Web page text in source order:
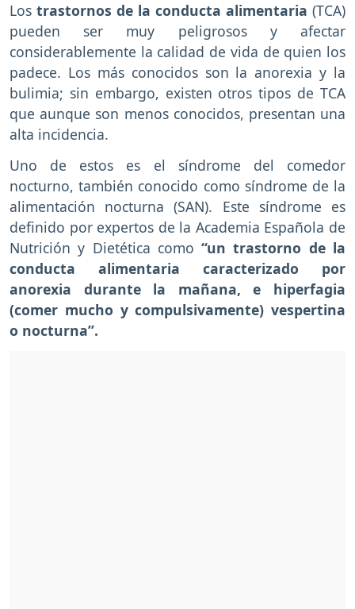
Los trastornos de la conducta alimentaria (TCA)
pueden ser muy peligrosos y afectar
considerablemente la calidad de vida de quien los
padece. Los más conocidos son la anorexia y la
bulimia; sin embargo, existen otros tipos de TCA
que aunque son menos conocidos, presentan una
alta incidencia.
Uno de estos es el síndrome del comedor
nocturno, también conocido como síndrome de la
alimentación nocturna (SAN). Este síndrome es
definido por expertos de la Academia Española de
Nutrición y Dietética como“un trastorno de la
conducta alimentaria caracterizado por
anorexia durante la mañana, e hiperfagia
(comer mucho y compulsivamente) vespertina
o nocturna”.